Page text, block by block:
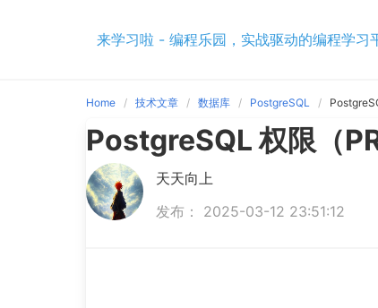
来学习啦 - 编程乐园，实战驱动的编程学习
Home 技术文章 数据库 PostgreSQL
PostgreSQL 权限（
天天向上
发布： 2025-03-12 23:51:12